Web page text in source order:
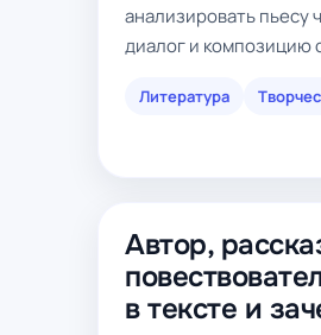
анализировать пьесу
диалог и композицию
Литература
Автор,
в тексте и